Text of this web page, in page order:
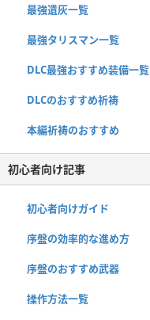
最強遺灰一覧
最強タリスマン一覧
DLC最強おすすめ装備一覧
DLCのおすすめ祈祷
本編祈祷のおすすめ
初心者向け記事
初心者向けガイド
序盤の効率的な進め方
序盤のおすすめ武器
操作方法一覧